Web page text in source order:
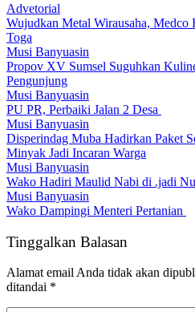
Advetorial
Wujudkan Metal Wirausaha,
Toga
Musi Banyuasin
Propov XV Sumsel Suguhkan
Pengunjung
Musi Banyuasin
PU PR, Perbaiki Jalan 2 Desa
Musi Banyuasin
Disperindag Muba Hadirkan Paket
Minyak Jadi Incaran Warga
Musi Banyuasin
Wako Hadiri Maulid Nabi di .jadi
Musi Banyuasin
Wako Dampingi Menteri Pertanian
Tinggalkan Balasan
Alamat email Anda tidak akan
ditandai *